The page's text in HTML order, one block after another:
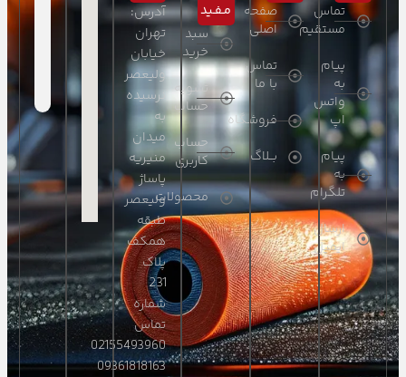
تماس
مستقیم
پیام
به
واتس
اپ
پیام
به
تلگرام
ارسال
ایمیل
صفحه
اصلی
تماس
با ما
فروشگاه
بــلاگ
مـفـید
سبد
خرید
تسویه
حساب
حساب
کاربری
محصولات
آدرس:
تهران
خیابان
ولیعصر
نرسیده
به
میدان
منیریه
پاساژ
ولیعصر
طبقه
همکف
پلاک
231
شماره
تماس
02155493960
09361818163